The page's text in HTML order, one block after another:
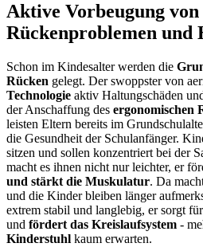
Aktive Vorbeugung von
Rückenproblemen und
Schon im Kindesalter werden die
Rücken gelegt. Der swoppster von
Technologie aktiv Haltungschäden
der Anschaffung des ergonomischen
leisten Eltern bereits im
die Gesundheit der Schulanfänger.
sitzen und sollen konzentriert bei der
macht es ihnen nicht nur leichter, er
und stärkt die Muskulatur. Da
und die Kinder bleiben länger
extrem stabil und langlebig, er sorgt
und fördert das Kreislaufsystem -
Kinderstuhl kaum erwarten.